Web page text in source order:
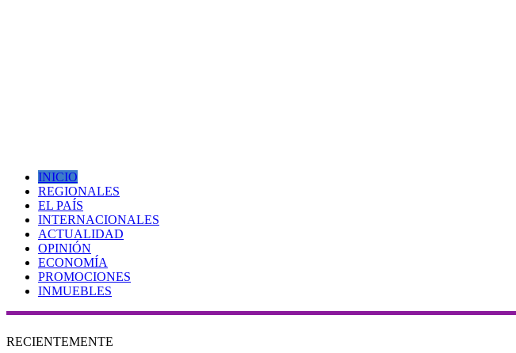
INICIO
REGIONALES
EL PAÍS
INTERNACIONALES
ACTUALIDAD
OPINIÓN
ECONOMÍA
PROMOCIONES
INMUEBLES
RECIENTEMENTE